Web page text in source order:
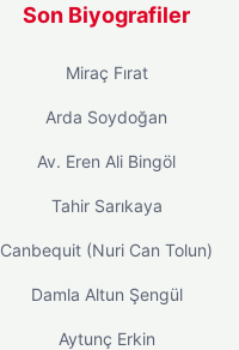
Son Biyografiler
Miraç Fırat
Arda Soydoğan
Av. Eren Ali Bingöl
Tahir Sarıkaya
Canbequit (Nuri Can Tolun)
Damla Altun Şengül
Aytunç Erkin